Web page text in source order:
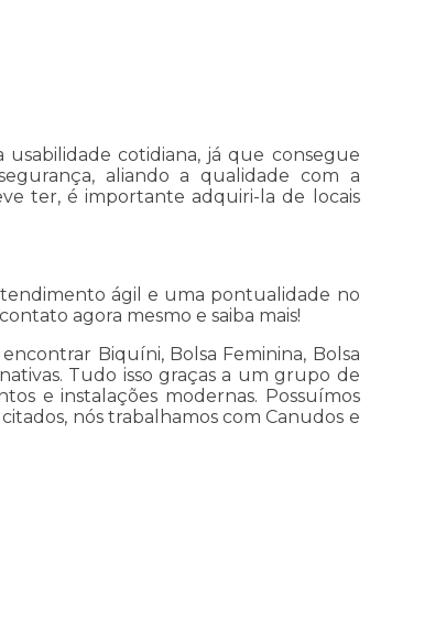
cotidiana, já que consegue
aliando a qualidade com a
ter, é importante adquiri-la de locais
ágil e uma pontualidade no
agora mesmo e saiba mais!
Biquíni, Bolsa Feminina, Bolsa
Tudo isso graças a um grupo de
e instalações modernas. Possuímos
nós trabalhamos com Canudos e